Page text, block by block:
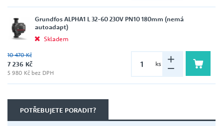
Grundfos ALPHA1 L 32-60 230V PN10 180mm (nemá
autoadapt)
Skladem
10 470 Kč
7 236 Kč
5 980 Kč bez DPH
ks
POTŘEBUJETE PORADIT?